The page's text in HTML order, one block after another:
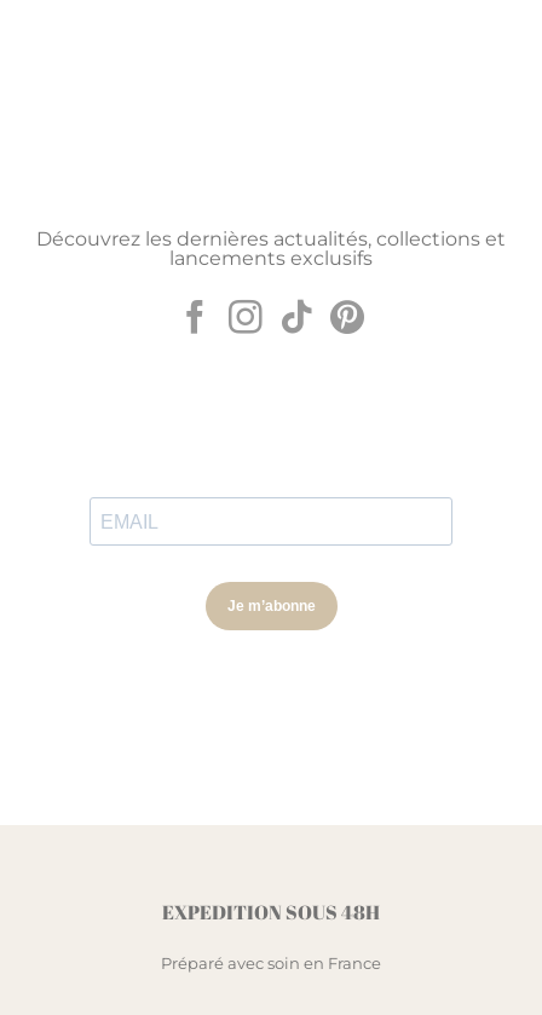
Découvrez les dernières actualités, collections et
lancements exclusifs
EXPEDITION SOUS 48H
Préparé avec soin en France